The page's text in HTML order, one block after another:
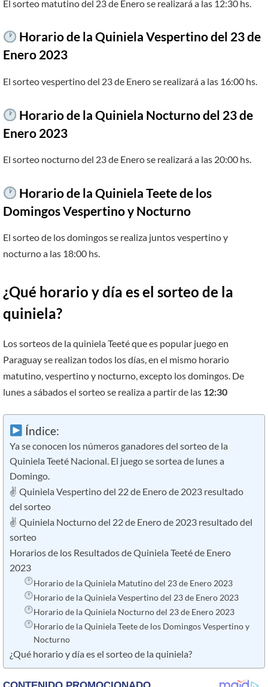
El sorteo matutino del 23 de Enero se realizará a las 12:30 hs.
Horario de la Quiniela Vespertino del 23 de
Enero 2023
El sorteo vespertino del 23 de Enero se realizará a las 16:00 hs.
Horario de la Quiniela Nocturno del 23 de
Enero 2023
El sorteo nocturno del 23 de Enero se realizará a las 20:00 hs.
Horario de la Quiniela Teete de los
Domingos Vespertino y Nocturno
El sorteo de los domingos se realiza juntos vespertino y
nocturno a las 18:00 hs.
¿Qué horario y día es el sorteo de la
quiniela?
Los sorteos de la quiniela Teeté que es popular juego en
Paraguay se realizan todos los días, en el mismo horario
matutino, vespertino y nocturno, excepto los domingos. De
lunes a sábados el sorteo se realiza a partir de las 12:30
Índice:
Ya se conocen los números ganadores del sorteo de la
Quiniela Teeté Nacional. El juego se sortea de lunes a
Domingo.
✌ Quiniela Vespertino del 22 de Enero de 2023 resultado
del sorteo
✌ Quiniela Nocturno del 22 de Enero de 2023 resultado del
sorteo
Horarios de los Resultados de Quiniela Teeté de Enero
2023
Horario de la Quiniela Matutino del 23 de Enero 2023
Horario de la Quiniela Vespertino del 23 de Enero 2023
Horario de la Quiniela Nocturno del 23 de Enero 2023
Horario de la Quiniela Teete de los Domingos Vespertino y
Nocturno
¿Qué horario y día es el sorteo de la quiniela?